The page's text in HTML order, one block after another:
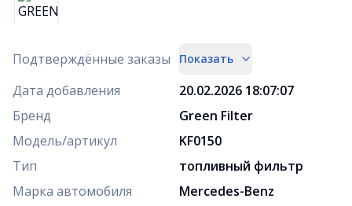
Подтверждённые заказы Показать
Дата добавления
20.02.2026 18:07:07
Бренд
Green Filter
Модель/артикул
KF0150
Тип
топливный фильтр
Марка автомобиля
Mercedes-Benz